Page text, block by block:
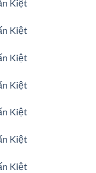
Kiệt
Kiệt
Kiệt
Kiệt
Kiệt
Kiệt
Kiệt